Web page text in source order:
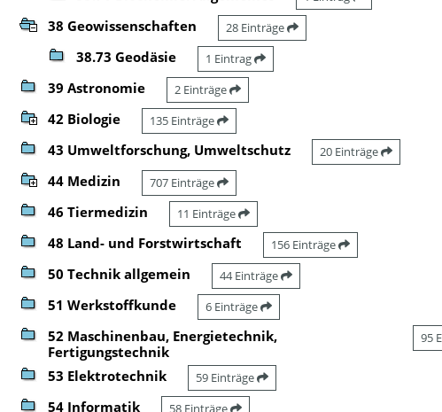
38 Geowissenschaften 28 Einträge
38.73 Geodäsie 1 Eintrag
39 Astronomie 2 Einträge
42 Biologie 135 Einträge
43 Umweltforschung, Umweltschutz 20 Einträge
44 Medizin 707 Einträge
46 Tiermedizin 11 Einträge
48 Land- und Forstwirtschaft 156 Einträge
50 Technik allgemein 44 Einträge
51 Werkstoffkunde 6 Einträge
52 Maschinenbau, Energietechnik,
Fertigungstechnik
95
53 Elektrotechnik 59 Einträge
54 Informatik 58 Einträge